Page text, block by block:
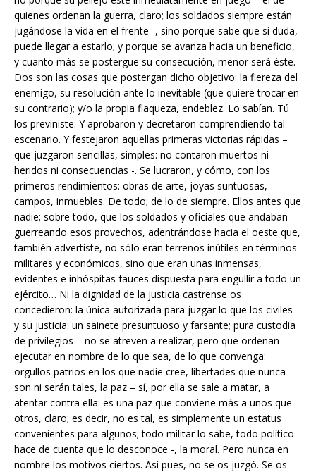
quienes ordenan la guerra, claro; los soldados siempre están
jugándose la vida en el frente -, sino porque sabe que si duda,
puede llegar a estarlo; y porque se avanza hacia un beneficio,
y cuanto más se postergue su consecución, menor será éste.
Dos son las cosas que postergan dicho objetivo: la fiereza del
enemigo, su resolución ante lo inevitable (que quiere trocar en
su contrario); y/o la propia flaqueza, endeblez. Lo sabían. Tú
los previniste. Y aprobaron y decretaron comprendiendo tal
escenario. Y festejaron aquellas primeras victorias rápidas –
que juzgaron sencillas, simples: no contaron muertos ni
heridos ni consecuencias -. Se lucraron, y cómo, con los
primeros rendimientos: obras de arte, joyas suntuosas,
campos, inmuebles. De todo; de lo de siempre. Ellos antes que
nadie; sobre todo, que los soldados y oficiales que andaban
guerreando esos provechos, adentrándose hacia el oeste que,
también advertiste, no sólo eran terrenos inútiles en términos
militares y económicos, sino que eran unas inmensas,
evidentes e inhóspitas fauces dispuesta para engullir a todo un
ejército… Ni la dignidad de la justicia castrense os
concedieron: la única autorizada para juzgar lo que los civiles –
y su justicia: un sainete presuntuoso y farsante; pura custodia
de privilegios – no se atreven a realizar, pero que ordenan
ejecutar en nombre de lo que sea, de lo que convenga:
orgullos patrios en los que nadie cree, libertades que nunca
son ni serán tales, la paz – sí, por ella se sale a matar, a
atentar contra ella: es una paz que conviene más a unos que
otros, claro; es decir, no es tal, es simplemente un estatus
convenientes para algunos; todo militar lo sabe, todo político
hace de cuenta que lo desconoce -, la moral. Pero nunca en
nombre los motivos ciertos. Así pues, no se os juzgó. Se os